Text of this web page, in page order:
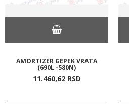
AMORTIZER GEPEK VRATA
(690L -580N)
11.460,62 RSD